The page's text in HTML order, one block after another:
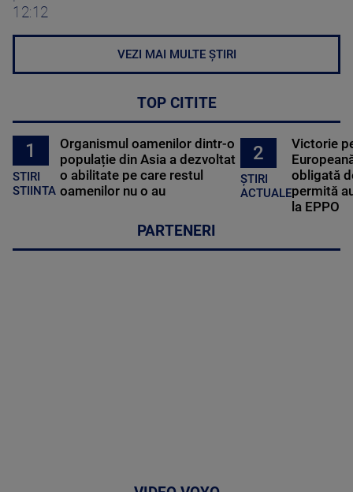
12:12
VEZI MAI MULTE ȘTIRI
TOP CITITE
1
STIRI
STIINTA
Organismul oamenilor dintr-o
populație din Asia a dezvoltat
o abilitate pe care restul
oamenilor nu o au
2
ȘTIRI
ACTUALE
Victorie
obligată
permită
la EPPO
PARTENERI